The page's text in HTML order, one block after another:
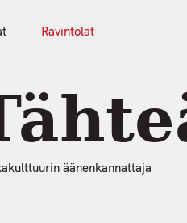
Ravintolat
äänenkannattaja